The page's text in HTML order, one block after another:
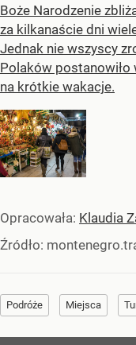
Boże Narodzenie
za kilkanaście dni
Jednak nie wszyscy
Polaków
na krótkie wakacje.
Opracowała: Klaudia
Źródło:
Podróże Miejsca